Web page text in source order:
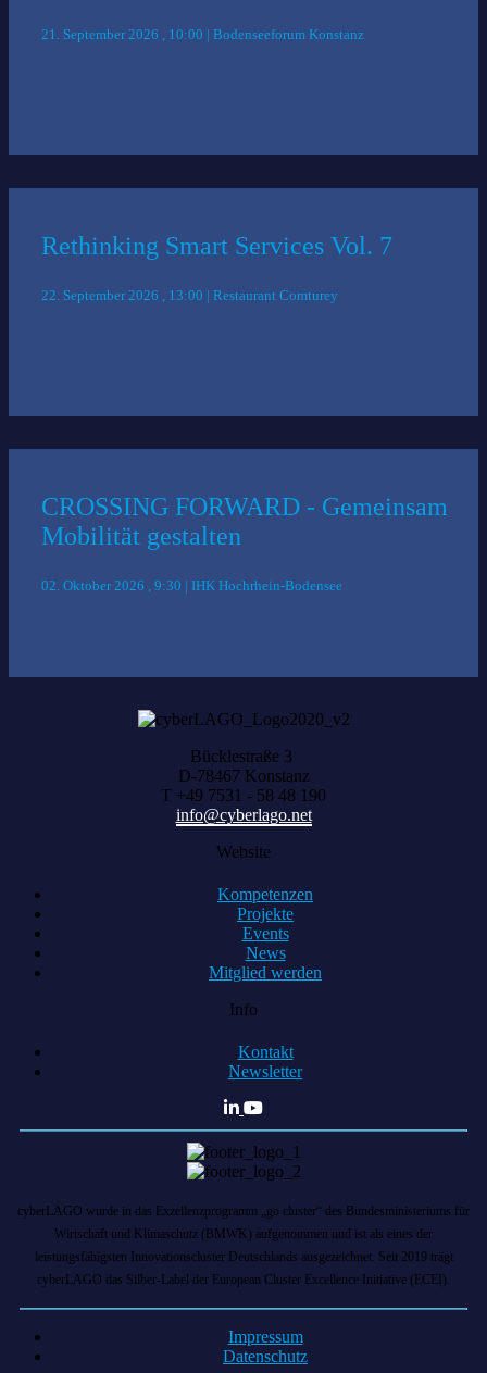
21. September 2026 , 10:00 | Bodenseeforum Konstanz
Rethinking Smart Services Vol. 7
22. September 2026 , 13:00 | Restaurant Comturey
CROSSING FORWARD - Gemeinsam
Mobilität gestalten
02. Oktober 2026 , 9:30 | IHK Hochrhein-Bodensee
Bücklestraße 3
D-78467 Konstanz
T +49 7531 - 58 48 190
info@cyberlago.net
Website
Kompetenzen
Projekte
Events
News
Mitglied werden
Info
Kontakt
Newsletter
cyberLAGO wurde in das Exzellenzprogramm „go cluster“ des Bundesministeriums für
Wirtschaft und Klimaschutz (BMWK) aufgenommen und ist als eines der
leistungsfähigsten Innovationscluster Deutschlands ausgezeichnet. Seit 2019 trägt
cyberLAGO das Silber-Label der European Cluster Excellence Initiative (ECEI).
Impressum
Datenschutz